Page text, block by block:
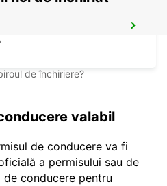
de închiriere?
valabil
de conducere va fi
a permisului sau de
conducere pentru